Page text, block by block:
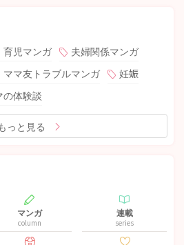
育児マンガ
夫婦関係マンガ
ママ友トラブルマンガ
妊娠
の体験談
っと見る
マンガ
column
連載
series